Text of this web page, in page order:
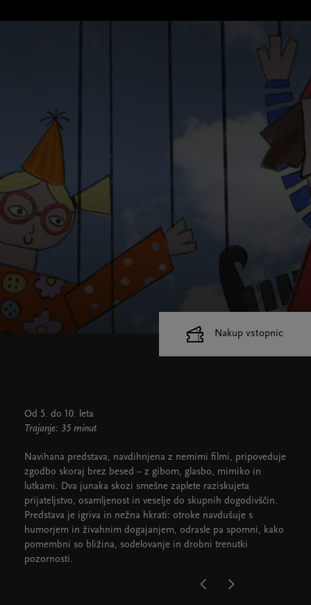
Od 5. do 10. leta
Trajanje: 35 minut
Navihana predstava, navdihnjena z nemimi filmi, pripoveduje
zgodbo skoraj brez besed – z gibom, glasbo, mimiko in
lutkami. Dva junaka skozi smešne zaplete raziskujeta
prijateljstvo, osamljenost in veselje do skupnih dogodivščin.
Predstava je igriva in nežna hkrati: otroke navdušuje s
humorjem in živahnim dogajanjem, odrasle pa spomni, kako
pomembni so bližina, sodelovanje in drobni trenutki
pozornosti.
Nakup vstopnic